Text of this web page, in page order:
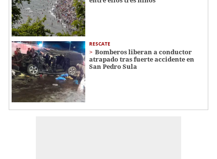
RESCATE
Bomberos liberan a conductor
atrapado tras fuerte accidente en
San Pedro Sula